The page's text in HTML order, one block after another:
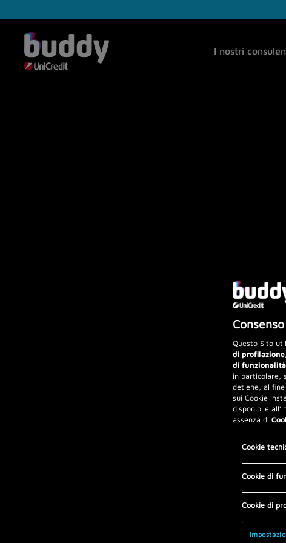
I nostri
Questo Sito
di profilazione
di funzionalità
in particolare,
detiene, al
sui Cookie
disponibile
assenza di
Cookie
Cookie di
Cookie di